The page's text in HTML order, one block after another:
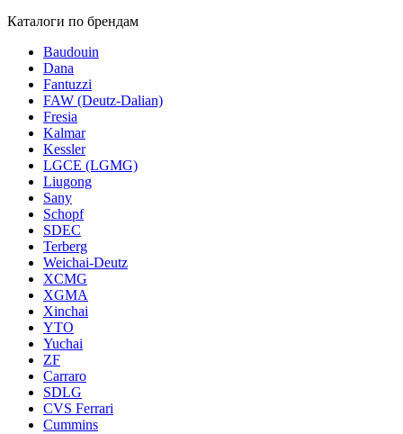
Каталоги по брендам
Baudouin
Dana
Fantuzzi
FAW (Deutz-Dalian)
Fresia
Kalmar
Kessler
LGCE (LGMG)
Liugong
Sany
Schopf
SDEC
Terberg
Weichai-Deutz
XCMG
XGMA
Xinchai
YTO
Yuchai
ZF
Carraro
SDLG
CVS Ferrari
Cummins